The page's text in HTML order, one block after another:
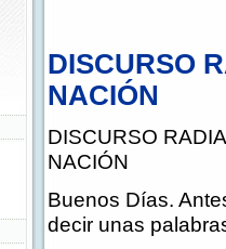
DISCURSO
NACIÓN
DISCURSO
NACIÓN
Buenos Días.
decir unas